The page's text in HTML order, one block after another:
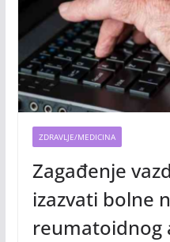
ZDRAVLJE/MEDICINA
Zagađenje
izazvati bolne
reumatoidnog